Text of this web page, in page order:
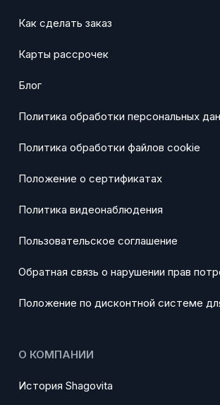
Как сделать заказ
Карты рассрочек
Блог
Политика обработки персональных
Политика обработки файлов cookie
Положение о сертификатах
Политика видеонаблюдения
Пользовательское соглашение
Обратная связь о нарушении прав
Положение по дисконтной системе
О КОМПАНИИ
История Shagovita